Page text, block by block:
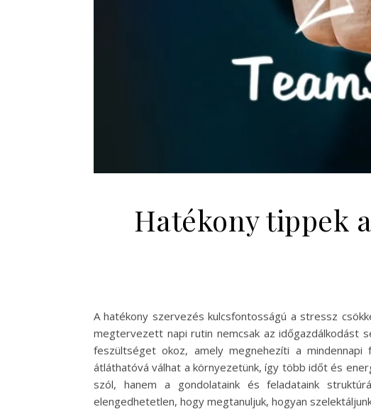
Hatékony tippek
A hatékony szervezés kulcsfontosságú a stressz
megtervezett napi rutin nemcsak az időgazdálkodást
feszültséget okoz, amely megnehezíti a mindennapi
átláthatóvá válhat a környezetünk, így több időt és
szól, hanem a gondolataink és feladataink
elengedhetetlen, hogy megtanuljuk, hogyan